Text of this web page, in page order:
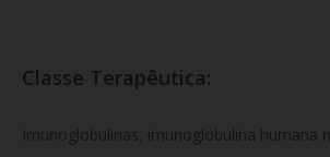
Classe Terapêutica:
Imunoglobulinas, imunoglobulina humana